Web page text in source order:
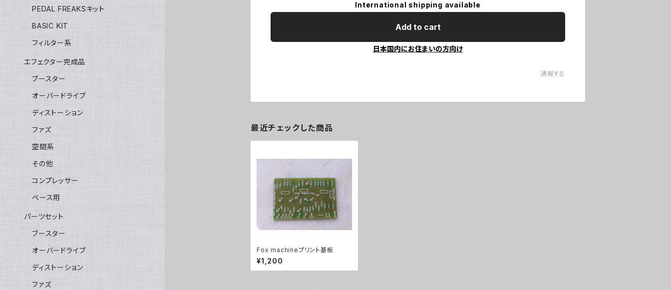
International shipping available
Add to cart
日本国内にお住まいの方向け
通報する
最近チェックした商品
Fox machineプリント基板
¥1,200
PEDAL FREAKSキット
BASIC KIT
フィルター系
エフェクター完成品
ブースター
オーバードライブ
ディストーション
ファズ
空間系
その他
コンプレッサー
ベース用
パーツセット
ブースター
オーバードライブ
ディストーション
ファズ